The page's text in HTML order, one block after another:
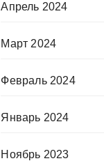
Апрель 2024
Март 2024
Февраль 2024
Январь 2024
Ноябрь 2023